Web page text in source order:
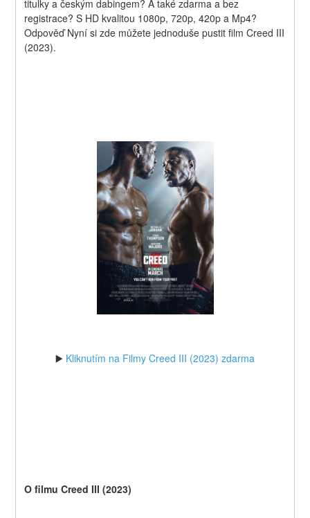
titulky a českým dabingem? A také zdarma a bez
registrace? S HD kvalitou 1080p, 720p, 420p a Mp4?
Odpověď Nyní si zde můžete jednoduše pustit film Creed III
(2023).
▶️ Kliknutím na Filmy Creed III (2023) zdarma
O filmu Creed III (2023)